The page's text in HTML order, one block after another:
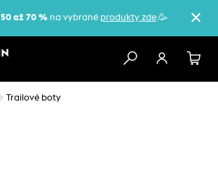
50 až 70 % na vybrané produkty zde.🥳
Trailové boty